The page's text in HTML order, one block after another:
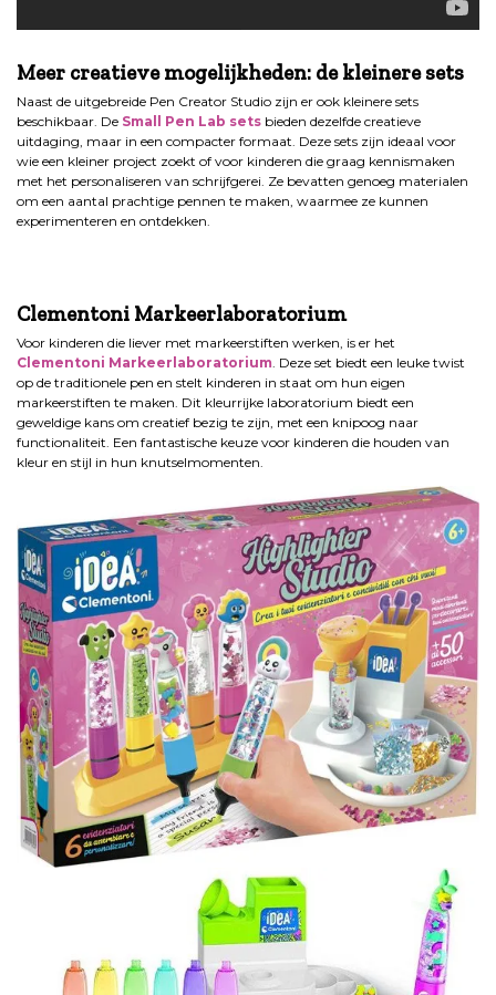
Meer creatieve mogelijkheden: de kleinere sets
Naast de uitgebreide Pen Creator Studio zijn er ook kleinere sets
beschikbaar. De Small Pen Lab sets bieden dezelfde creatieve
uitdaging, maar in een compacter formaat. Deze sets zijn ideaal voor
wie een kleiner project zoekt of voor kinderen die graag kennismaken
met het personaliseren van schrijfgerei. Ze bevatten genoeg materialen
om een aantal prachtige pennen te maken, waarmee ze kunnen
experimenteren en ontdekken.
Clementoni Markeerlaboratorium
Voor kinderen die liever met markeerstiften werken, is er het
Clementoni Markeerlaboratorium. Deze set biedt een leuke twist
op de traditionele pen en stelt kinderen in staat om hun eigen
markeerstiften te maken. Dit kleurrijke laboratorium biedt een
geweldige kans om creatief bezig te zijn, met een knipoog naar
functionaliteit. Een fantastische keuze voor kinderen die houden van
kleur en stijl in hun knutselmomenten.